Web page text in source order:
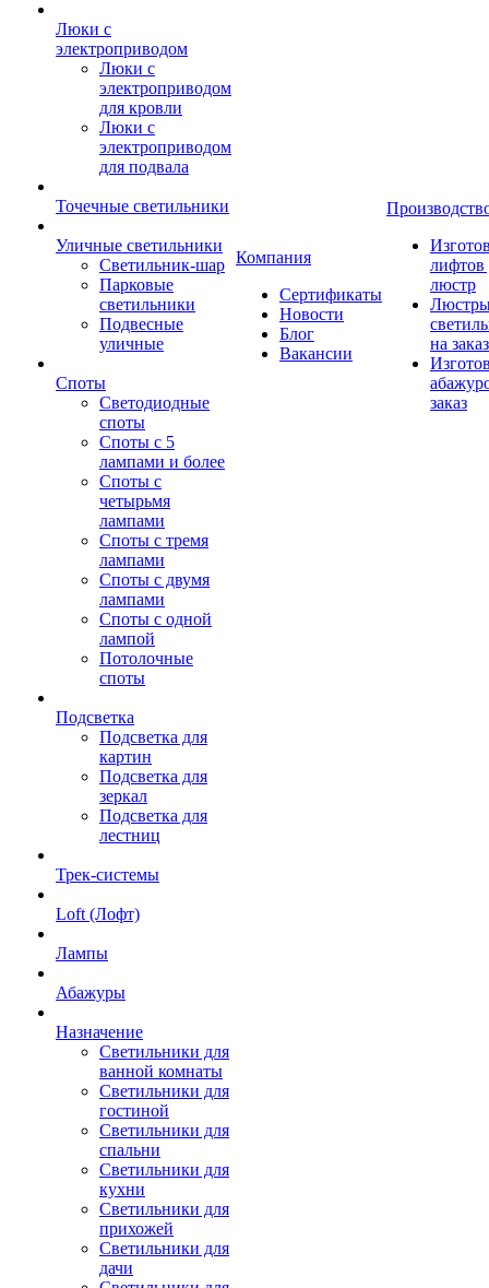
Люки с
электроприводом
Люки с
электроприводом
для кровли
Люки с
электроприводом
для подвала
Точечные светильники
Уличные светильники
Светильник-шар
Парковые
светильники
Подвесные
уличные
Споты
Светодиодные
споты
Споты с 5
лампами и более
Споты с
четырьмя
лампами
Споты с тремя
лампами
Споты с двумя
лампами
Споты с одной
лампой
Потолочные
споты
Подсветка
Подсветка для
картин
Подсветка для
зеркал
Подсветка для
лестниц
Трек-системы
Loft (Лофт)
Лампы
Абажуры
Назначение
Светильники для
ванной комнаты
Светильники для
гостиной
Светильники для
спальни
Светильники для
кухни
Светильники для
прихожей
Светильники для
дачи
Компания
Сертификаты
Новости
Блог
Вакансии
лифтов
люстр
на заказ
заказ